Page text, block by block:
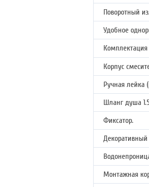
Поворотный
Удобное
Комплектация
Корпус
Ручная лейка
Шланг душа
Фиксатор.
Декоративный
Монтажная